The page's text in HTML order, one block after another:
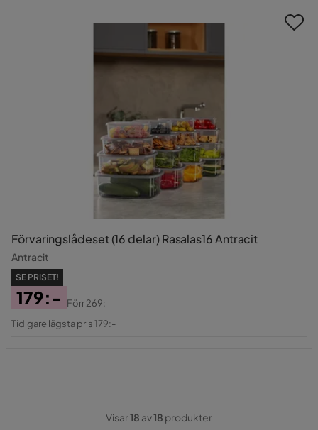
Förvaringslådeset (16 delar) Rasalas16 Antracit
Antracit
SE PRISET!
Pris
179:-
Original
Förr269:-
Tidigare lägsta pris 179:-
Visar18 av18 produkter